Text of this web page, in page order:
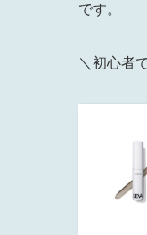
です。
＼初心者